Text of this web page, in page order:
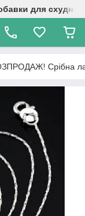
для
Срібна